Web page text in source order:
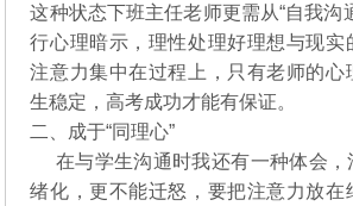
这种状态下班主任老师更需从“自我沟
行心理暗示，理性处理好理想与现实
注意力集中在过程上，只有老师的心
生稳定，高考成功才能有保证。
二、成于“同理心”
在与学生沟通时我还有一种体会，
绪化，更不能迁怒，要把注意力放在